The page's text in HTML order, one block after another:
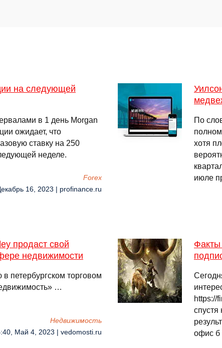
на следующей
в 1 день Morgan
ожидает, что
ставку на 250
неделе.
Forex
16, 2023 | profinance.ru
По
хотя
июле
продаст свой
недвижимости
петербургском торговом
…
Недвижимость
Май 4, 2023 | vedomosti.ru
Факты
https://
спустя
офис